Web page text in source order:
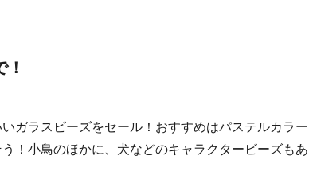
ガラスビーズをセール！おすすめはパステルカラー
！小鳥のほかに、犬などのキャラクタービーズもあ